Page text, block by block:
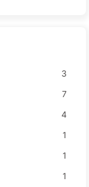
3
7
4
1
1
1